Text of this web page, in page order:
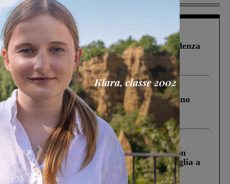
Figline Incisa Valdarno 1 Agosto 2026
Piscina di Figline finanziata oltre la scadenza
Pnrr, il gruppo di Fratelli d’Italia: “Un
ringraziamento al Governo”
Cronaca 4 Agosto 2026
Un anno fa la strage in A1 in cui morirono
Gianni, Giulia e Franco. Lo schianto, il
processo, lo stop ai sorpassi fra tir....
Cronaca 3 Agosto 2026
Scomparso da una struttura di Castiglion
Fiorentino l’uomo che aveva ucciso la figlia a
Levane nel 2020